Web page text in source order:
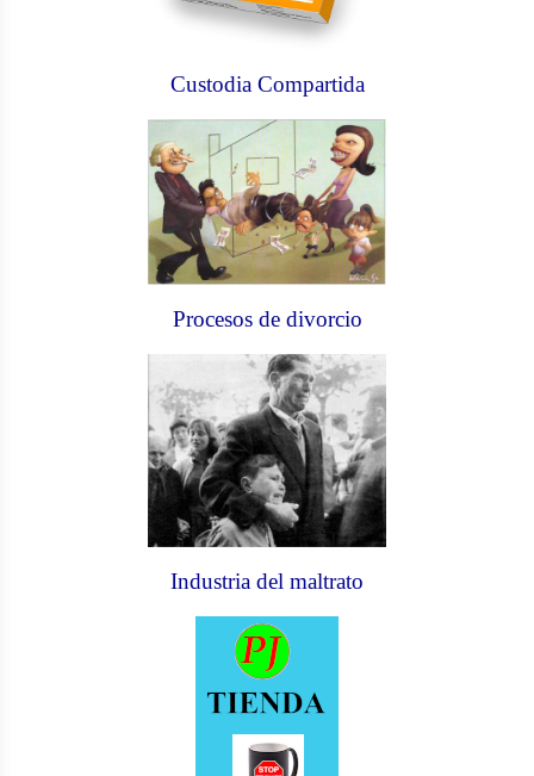
Custodia Compartida
Procesos de divorcio
Industria del maltrato